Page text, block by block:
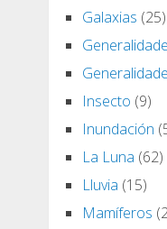
Galaxias (25)
Insecto (9)
Inundación
La Luna (62)
Lluvia (15)
Mamíferos